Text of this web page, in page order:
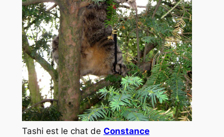
Tashi est le chat de Constance